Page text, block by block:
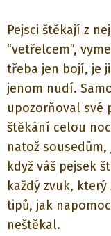
Pejsci štěkají z
“vetřelcem”,
třeba jen bojí, je
jenom nudí.
upozorňoval své
štěkání celou
natož
když váš pejsek
každý zvuk,
tipů, jak
neštěkal.